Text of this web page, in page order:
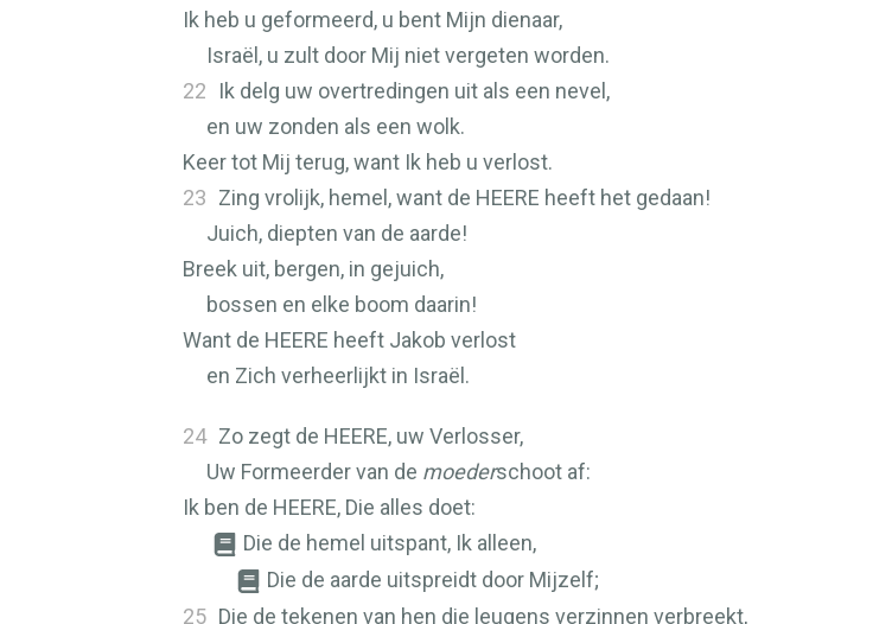
Ik heb u geformeerd, u bent Mijn dienaar,
Israël, u zult door Mij niet vergeten worden.
22
Ik delg uw overtredingen uit als een nevel,
en uw zonden als een wolk.
Keer tot Mij terug, want Ik heb u verlost.
23 Zing vrolijk, hemel, want de HEERE heeft het gedaan!
Juich, diepten van de aarde!
Breek uit, bergen, in gejuich,
bossen en elke boom daarin!
Want de HEERE heeft Jakob verlost
en Zich verheerlijkt in Israël.
24 Zo zegt de HEERE, uw Verlosser,
Uw Formeerder van de moederschoot af:
Ik ben de HEERE, Die alles doet:
Die de hemel uitspant, Ik alleen,
Die de aarde uitspreidt door Mijzelf;
25 Die de tekenen van hen die leugens verzinnen verbreekt,